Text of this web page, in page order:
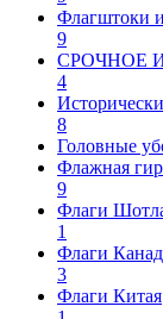
Флагштоки
9
СРОЧНОЕ
4
8
Головные
Флажная
9
Флаги
1
Флаги
3
Флаги Китая